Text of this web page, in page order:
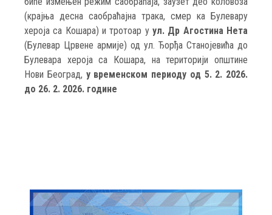
(крајња десна саобраћајна трака, смер ка Булевару
хероја са Кошара) и тротоар у ул. Др Агостина Нета
(Булевар Црвене армије) од ул. Ђорђа Станојевића до
Булевара хероја са Кошара, на територији општине
Нови Београд, у временском периоду од 5. 2. 2026.
до 26. 2. 2026. године